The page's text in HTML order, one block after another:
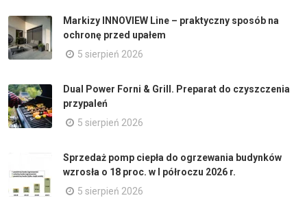
Markizy INNOVIEW Line – praktyczny sposób na
ochronę przed upałem
5 sierpień 2026
Dual Power Forni & Grill. Preparat do czyszczenia
przypaleń
5 sierpień 2026
Sprzedaż pomp ciepła do ogrzewania budynków
wzrosła o 18 proc. w I półroczu 2026 r.
5 sierpień 2026